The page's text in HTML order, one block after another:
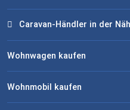
Caravan-Händler in der
Wohnwagen kaufen
Wohnmobil kaufen